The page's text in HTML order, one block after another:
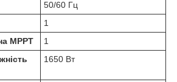
50/60 Гц
1
MPPT
1
1650 Вт